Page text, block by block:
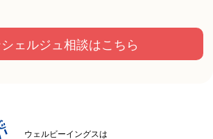
ェルジュ相談はこちら
ウェルビーイングスは